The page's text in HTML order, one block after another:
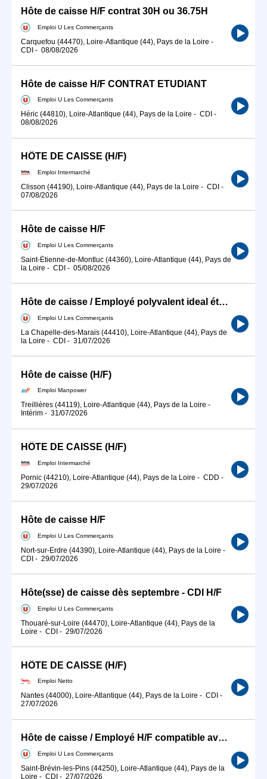
Hôte de caisse H/F contrat 30H ou 36.75H
Emploi U Les Commerçants
Carquefou (44470), Loire-Atlantique (44), Pays de la Loire -
CDI - 08/08/2026
Hôte de caisse H/F CONTRAT ETUDIANT
Emploi U Les Commerçants
Héric (44810), Loire-Atlantique (44), Pays de la Loire - CDI -
08/08/2026
HÔTE DE CAISSE (H/F)
Emploi Intermarché
Clisson (44190), Loire-Atlantique (44), Pays de la Loire - CDI -
07/08/2026
Hôte de caisse H/F
Emploi U Les Commerçants
Saint-Étienne-de-Montluc (44360), Loire-Atlantique (44), Pays de
la Loire - CDI - 05/08/2026
Hôte de caisse / Employé polyvalent ideal étudiant H/F
Emploi U Les Commerçants
La Chapelle-des-Marais (44410), Loire-Atlantique (44), Pays de
la Loire - CDI - 31/07/2026
Hôte de caisse (H/F)
Emploi Manpower
Treillières (44119), Loire-Atlantique (44), Pays de la Loire -
Intérim - 31/07/2026
HÔTE DE CAISSE (H/F)
Emploi Intermarché
Pornic (44210), Loire-Atlantique (44), Pays de la Loire - CDD -
29/07/2026
Hôte de caisse H/F
Emploi U Les Commerçants
Nort-sur-Erdre (44390), Loire-Atlantique (44), Pays de la Loire -
CDI - 29/07/2026
Hôte(sse) de caisse dès septembre - CDI H/F
Emploi U Les Commerçants
Thouaré-sur-Loire (44470), Loire-Atlantique (44), Pays de la
Loire - CDI - 29/07/2026
HÔTE DE CAISSE (H/F)
Emploi Netto
Nantes (44000), Loire-Atlantique (44), Pays de la Loire - CDI -
27/07/2026
Hôte de caisse / Employé H/F compatible avec horaires étudiants
Emploi U Les Commerçants
Saint-Brévin-les-Pins (44250), Loire-Atlantique (44), Pays de la
Loire - CDI - 27/07/2026